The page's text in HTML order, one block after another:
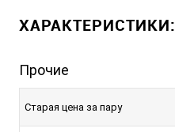
ХАРАКТЕРИСТИКИ:
Прочие
Старая цена за пару